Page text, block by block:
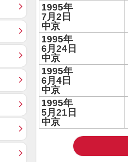
1995年
7月2日
中京
1995年
6月24日
中京
1995年
6月4日
中京
1995年
5月21日
中京